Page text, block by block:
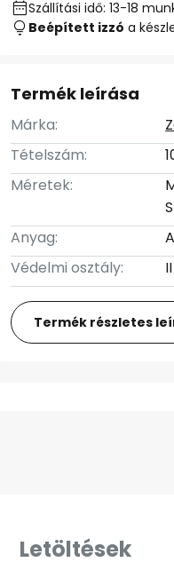
Szállítási idő: 13-18
Beépített izzó a
Termék leírása
Márka:
Tételszám:
Méretek:
Anyag:
Védelmi osztály:
II
Termék részletes
Letöltések